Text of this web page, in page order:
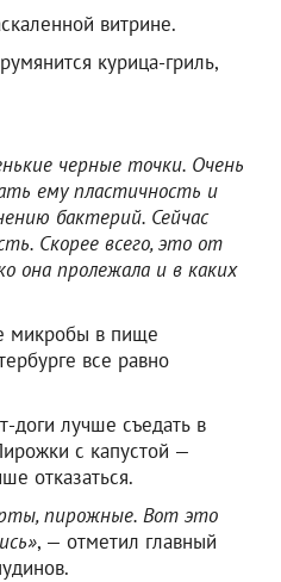
витрине.
курица-гриль,
черные точки. Очень
ему пластичность и
бактерий. Сейчас
Скорее всего, это от
она пролежала и в каких
микробы в пище
все равно
доги лучше съедать в
с капустой —
отказаться.
пирожные. Вот это
, — отметил главный